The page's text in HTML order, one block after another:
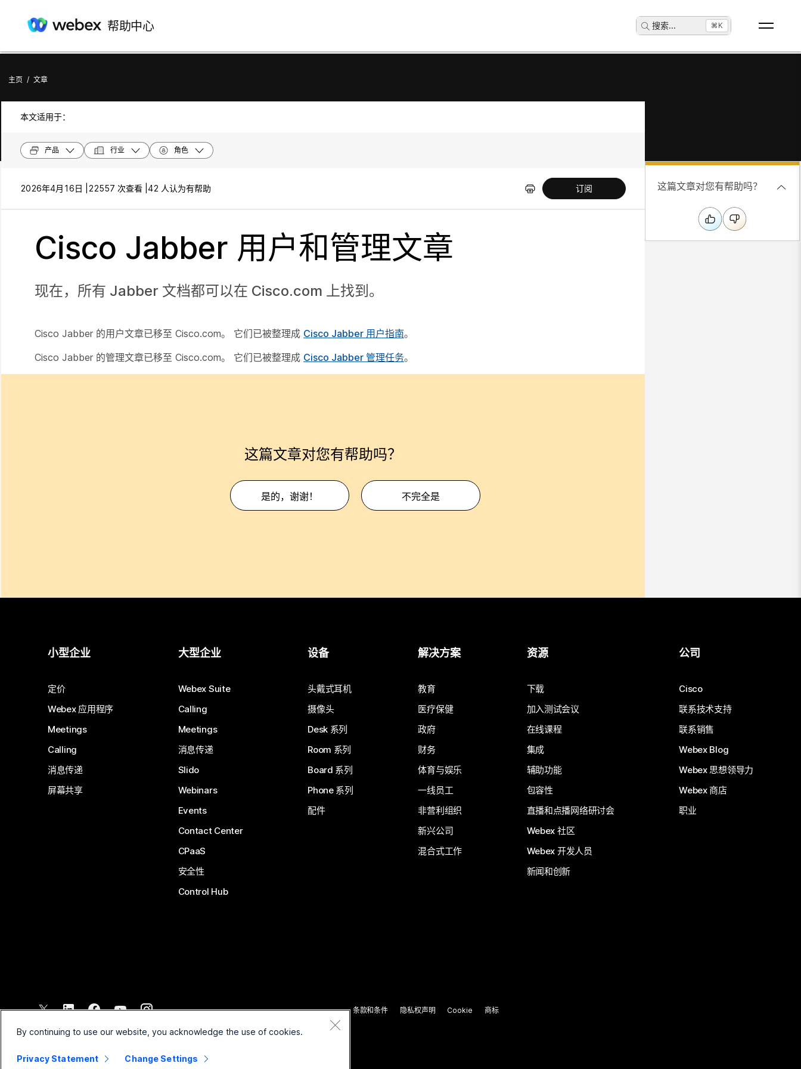
帮助中心 搜索... ⌘K
主页 / 文章
本文适用于：
产品 行业 角色
2026年4月16日 | 22557 次查看 | 42 人认为有帮助 订阅
Cisco Jabber 用户和管理文章
现在，所有 Jabber 文档都可以在 Cisco.com 上找到。
Cisco Jabber 的用户文章已移至 Cisco.com。 它们已被整理成 Cisco Jabber 用户指南。
Cisco Jabber 的管理文章已移至 Cisco.com。 它们已被整理成 Cisco Jabber 管理任务。
这篇文章对您有帮助吗？
是的，谢谢！ 不完全是
这篇文章对您有帮助吗？
小型企业
定价
Webex 应用程序
Meetings
Calling
消息传递
屏幕共享
大型企业
Webex Suite
Calling
Meetings
消息传递
Slido
Webinars
Events
Contact Center
CPaaS
安全性
Control Hub
设备
头戴式耳机
摄像头
Desk 系列
Room 系列
Board 系列
Phone 系列
配件
解决方案
教育
医疗保健
政府
财务
体育与娱乐
一线员工
非营利组织
新兴公司
混合式工作
资源
下载
加入测试会议
在线课程
集成
辅助功能
包容性
直播和点播网络研讨会
Webex 社区
Webex 开发人员
新闻和创新
公司
Cisco
联系技术支持
联系销售
Webex Blog
Webex 思想领导力
Webex 商店
职业
2026 Cisco 和/或其附属公司。保留所有权利。
条款和条件 隐私权声明 Cookie 商标
By continuing to use our website, you acknowledge the use of cookies.
Privacy Statement Change Settings